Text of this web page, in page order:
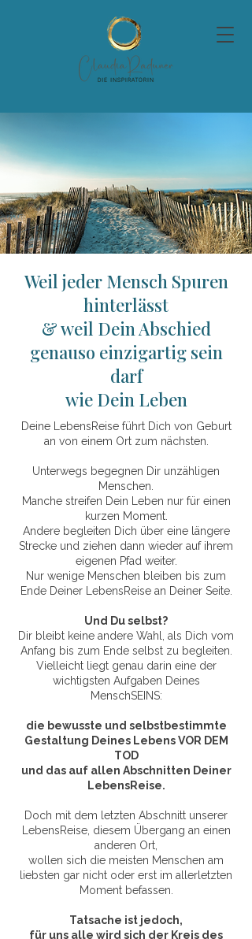
Weil jeder Mensch Spuren
hinterlässt
& weil Dein Abschied
genauso einzigartig sein
darf
wie Dein Leben
Deine LebensReise führt Dich von Geburt
an von einem Ort zum nächsten.
Unterwegs begegnen Dir unzähligen
Menschen.
Manche streifen Dein Leben nur für einen
kurzen Moment.
Andere begleiten Dich über eine längere
Strecke und ziehen dann wieder auf ihrem
eigenen Pfad weiter.
Nur wenige Menschen bleiben bis zum
Ende Deiner LebensReise an Deiner Seite.
Und Du selbst?
Dir bleibt keine andere Wahl, als Dich vom
Anfang bis zum Ende selbst zu begleiten.
Vielleicht liegt genau darin eine der
wichtigsten Aufgaben Deines
MenschSEINS:
die bewusste und selbstbestimmte
Gestaltung Deines Lebens VOR DEM
TOD
und das auf allen Abschnitten Deiner
LebensReise.
Doch mit dem letzten Abschnitt unserer
LebensReise, diesem Übergang an einen
anderen Ort,
wollen sich die meisten Menschen am
liebsten gar nicht oder erst im allerletzten
Moment befassen.
Tatsache ist jedoch,
für uns alle wird sich der Kreis des